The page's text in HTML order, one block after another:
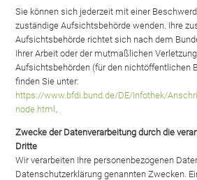
Sie können sich jederzeit mit einer
zuständige Aufsichtsbehörde wenden. Ihre
Aufsichtsbehörde richtet sich nach dem
Ihrer Arbeit oder der mutmaßlichen
Aufsichtsbehörden (für den nichtöffentlichen
finden Sie unter:
https://www.bfdi.bund.de/DE/Infothek/
node.html
Zwecke der Datenverarbeitung durch die
Dritte
Wir verarbeiten Ihre personenbezogenen
Datenschutzerklärung genannten Zwecken.